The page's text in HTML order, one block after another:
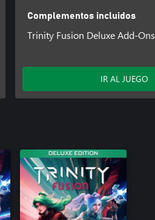
Complementos incluidos
Trinity Fusion Deluxe Add-Ons
IR AL JUEGO